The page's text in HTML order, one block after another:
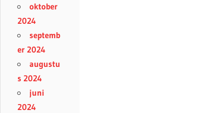
oktober
2024
septemb
er 2024
augustu
s 2024
juni
2024